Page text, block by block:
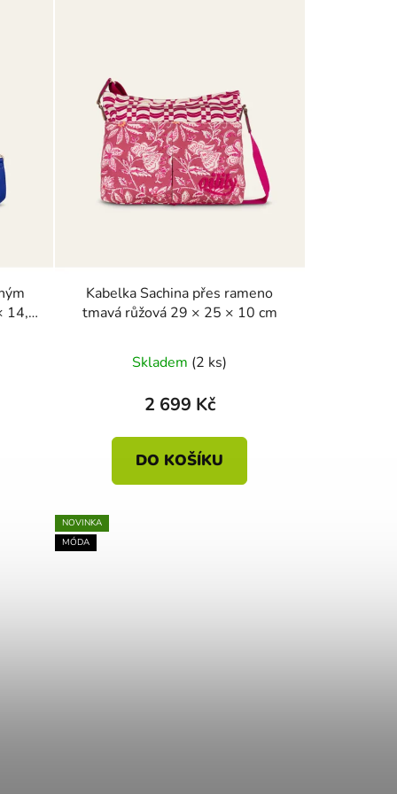
Kabelka Sachina přes rameno
tmavá růžová 29 × 25 × 10 cm
Skladem (2 ks)
2 699 Kč
DO KOŠÍKU
NOVINKA
MÓDA